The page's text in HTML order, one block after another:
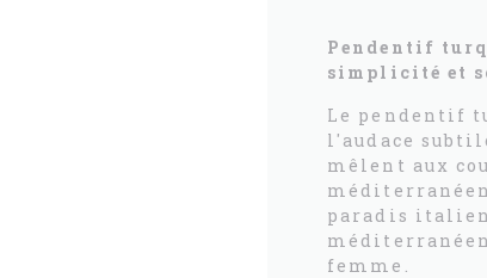
Pendentif
simplicité et
Le pendentif
l'audace
mêlent aux
paradis
femme.